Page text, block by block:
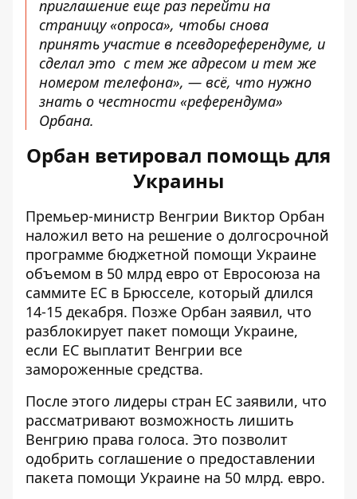
приглашение еще раз перейти на
страницу «опроса», чтобы снова
принять участие в псевдореферендуме, и
сделал это с тем же адресом и тем же
номером телефона», — всё, что нужно
знать о честности «референдума»
Орбана.
Орбан ветировал помощь для
Украины
Премьер-министр Венгрии Виктор Орбан
наложил вето на решение о долгосрочной
программе бюджетной помощи Украине
объемом в 50 млрд евро от Евросоюза на
саммите ЕС в Брюсселе, который длился
14-15 декабря. Позже Орбан заявил, что
разблокирует пакет помощи Украине,
если ЕС выплатит Венгрии все
замороженные средства.
После этого лидеры стран ЕС заявили, что
рассматривают возможность лишить
Венгрию права голоса. Это позволит
одобрить соглашение о предоставлении
пакета помощи Украине на 50 млрд. евро.